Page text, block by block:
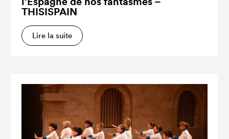
THISISPAIN
Lire la suite